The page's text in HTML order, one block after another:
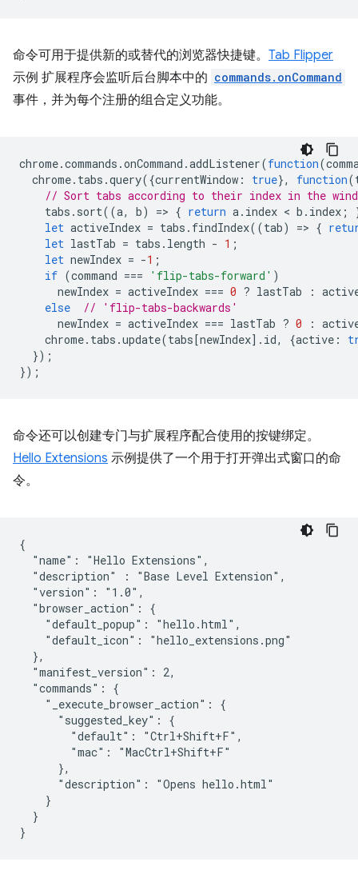
命令可用于提供新的或替代的浏览器快捷键。 Tab Flipper
示例 扩展程序会监听后台脚本中的 commands.onCommand
事件，并为每个注册的组合定义功能。
chrome.commands .onCommand .addListener(function(
chrome. tabs .query({currentWindow : true}, function(
// Sort tabs according to their index in the
tabs . sort((a, b) => { return a. index < b . index ;
let activeIndex = tabs . findIndex((tab) => {
let lastTab = tabs . length - 1 ;
let newIndex = -1 ;
if (command === 'flip-tabs-forward' )
newIndex = activeIndex === 0 ? lastTab :
else
// 'flip-tabs-backwards'
newIndex = activeIndex === lastTab ? 0 :
chrome. tabs .update(tabs [newIndex]. id, {active :
});
});
命令还可以创建专门与扩展程序配合使用的按键绑定。
Hello Extensions 示例提供了一个用于打开弹出式窗口的命
令。
{
  "name": "Hello Extensions",
  "description" : "Base Level Extension",
  "version": "1.0",
  "browser_action": {
    "default_popup": "hello.html",
    "default_icon": "hello_extensions.png"
  },
  "manifest_version": 2,
  "commands": {
    "_execute_browser_action": {
      "suggested_key": {
        "default": "Ctrl+Shift+F",
        "mac": "MacCtrl+Shift+F"
      },
      "description": "Opens hello.html"
    }
  }